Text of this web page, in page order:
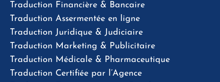
Traduction Financière & Bancaire
Traduction Assermentée en ligne
Traduction Juridique & Judiciaire
Traduction Marketing & Publicitaire
Traduction Médicale & Pharmaceutique
Traduction Certifiée par l’Agence